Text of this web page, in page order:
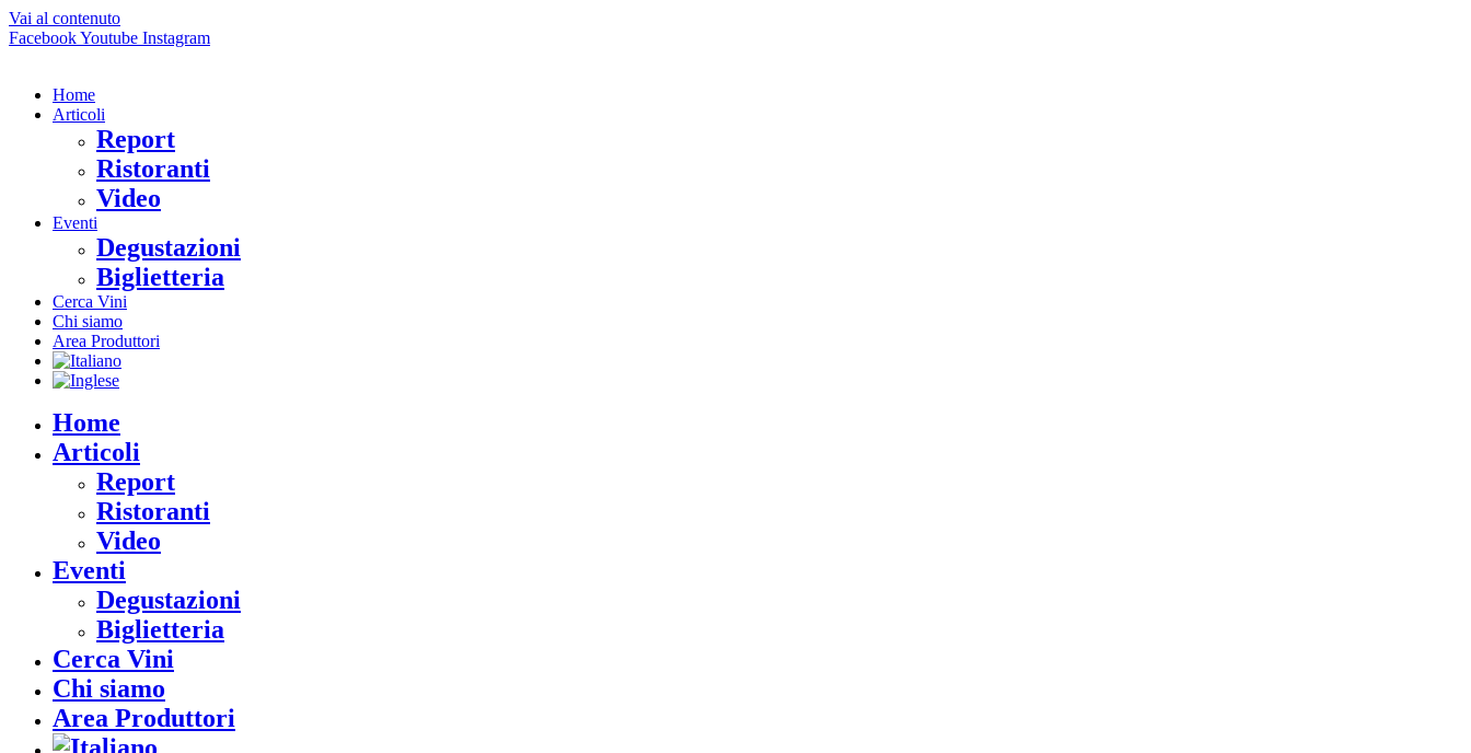
Vai al contenuto
FacebookYoutube Instagram
Home
Articoli
Report
Ristoranti
Video
Eventi
Degustazioni
Biglietteria
Cerca Vini
Chi siamo
Area Produttori
Home
Articoli
Report
Ristoranti
Video
Eventi
Degustazioni
Biglietteria
Cerca Vini
Chi siamo
Area Produttori